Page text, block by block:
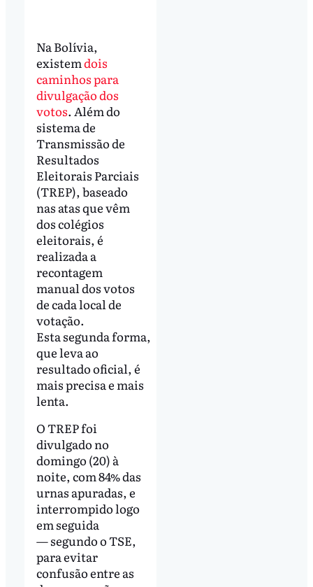
Na Bolívia,
existemdois
caminhos para
divulgação dos
votos. Além do
sistema de
Transmissão de
Resultados
Eleitorais Parciais
(TREP), baseado
nas atas que vêm
dos colégios
eleitorais, é
realizada a
recontagem
manual dos votos
de cada local de
votação.
Esta segunda forma,
que leva ao
resultado oficial, é
mais precisa e mais
lenta.
O TREP foi
divulgado no
domingo (20) à
noite, com 84% das
urnas apuradas, e
interrompido logo
em seguida
— segundo o TSE,
para evitar
confusão entre as